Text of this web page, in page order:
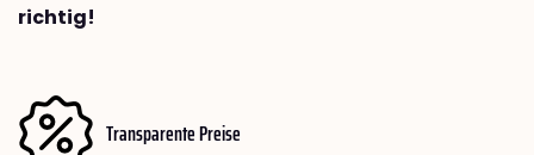
richtig!
Transparente Preise